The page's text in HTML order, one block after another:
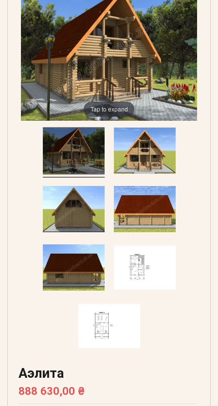
Tap to expand
Аэлита
888 630,00 ₴